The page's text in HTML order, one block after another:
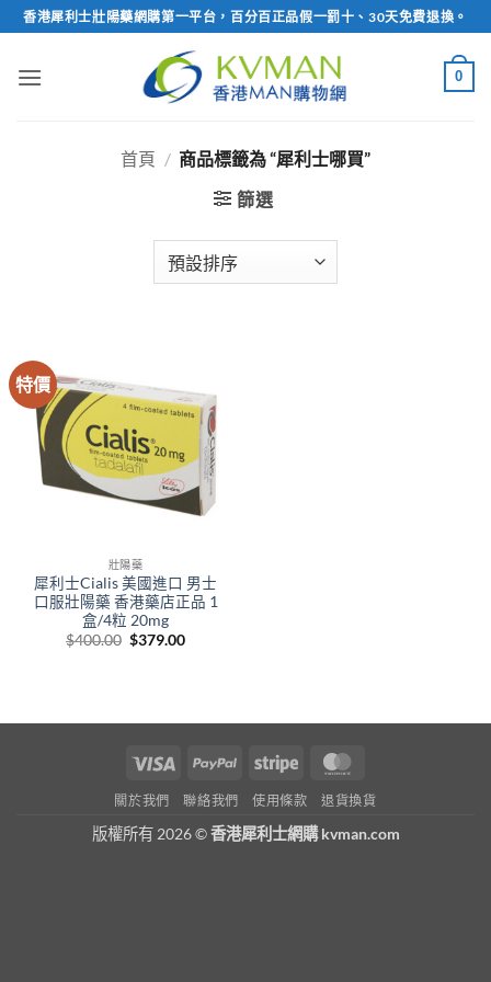
Skip
to
content
香港犀利士壯陽藥網購第一平台，百分百正品假一罰十、30天免費退換。
0
首頁 / 商品標籤為 “犀利士哪買”
篩選
特價
壯陽藥
犀利士Cialis 美國進口 男士
口服壯陽藥 香港藥店正品 1
盒/4粒 20mg
$400.00 Original
$379.00Current
Visa PayPal Stripe
關於我們 聯絡我們 使用條款 退貨換貨
版權所有 2026 ©香港犀利士網購 kvman.com